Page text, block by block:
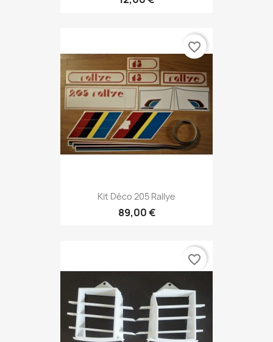
Kit Déco 205 Rallye
89,00 €
favorite_border
favorite_border